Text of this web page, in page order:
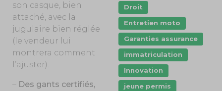
son casque, bien
attaché, avec la
jugulaire bien réglée
(le vendeur lui
montrera comment
l’ajuster).
– Des gants certifiés,
Droit
Entretien moto
Garanties assurance
immatriculation
Innovation
jeune permis